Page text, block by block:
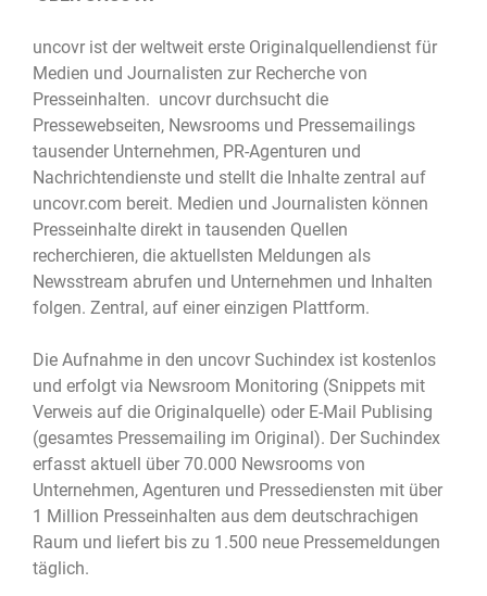
uncovr ist der weltweit erste Originalquellendienst für
Medien und Journalisten zur Recherche von
Presseinhalten. uncovr durchsucht die
Pressewebseiten, Newsrooms und Pressemailings
tausender Unternehmen, PR-Agenturen und
Nachrichtendienste und stellt die Inhalte zentral auf
uncovr.com bereit. Medien und Journalisten können
Presseinhalte direkt in tausenden Quellen
recherchieren, die aktuellsten Meldungen als
Newsstream abrufen und Unternehmen und Inhalten
folgen. Zentral, auf einer einzigen Plattform.
Die Aufnahme in den uncovr Suchindex ist kostenlos
und erfolgt via Newsroom Monitoring (Snippets mit
Verweis auf die Originalquelle) oder E-Mail Publising
(gesamtes Pressemailing im Original). Der Suchindex
erfasst aktuell über 70.000 Newsrooms von
Unternehmen, Agenturen und Pressediensten mit über
1 Million Presseinhalten aus dem deutschrachigen
Raum und liefert bis zu 1.500 neue Pressemeldungen
täglich.